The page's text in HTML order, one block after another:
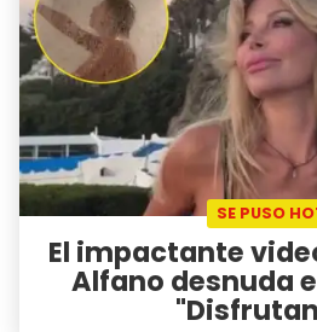
SE PUSO
El impactante
Alfano desnuda